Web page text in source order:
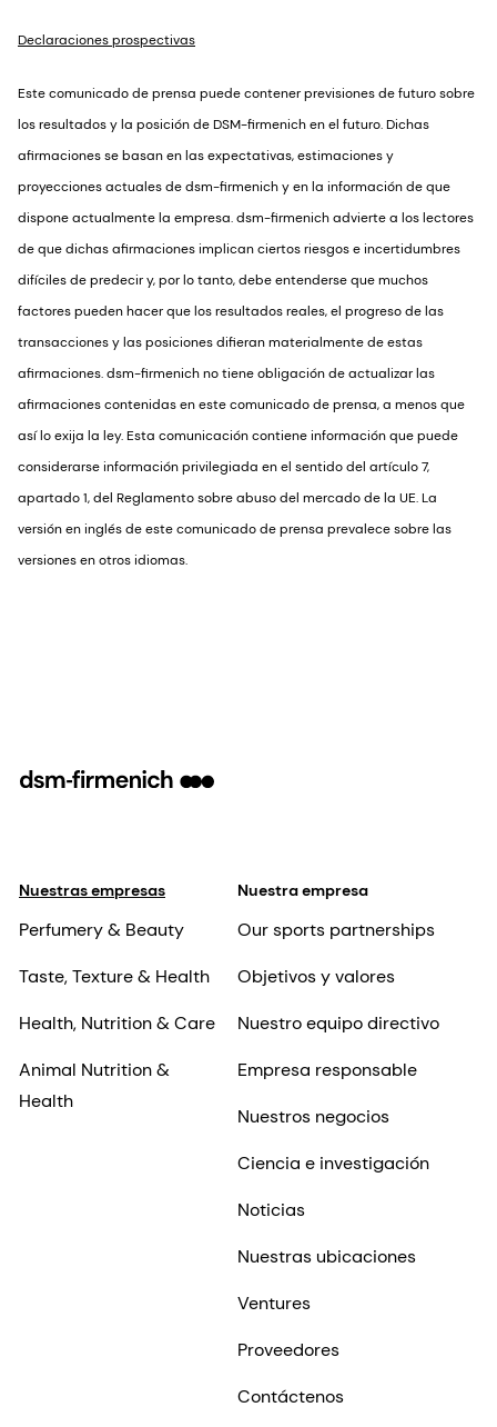
Declaraciones prospectivas
Este comunicado de prensa puede contener previsiones de futuro sobre
los resultados y la posición de DSM-firmenich en el futuro. Dichas
afirmaciones se basan en las expectativas, estimaciones y
proyecciones actuales de dsm-firmenich y en la información de que
dispone actualmente la empresa. dsm-firmenich advierte a los lectores
de que dichas afirmaciones implican ciertos riesgos e incertidumbres
difíciles de predecir y, por lo tanto, debe entenderse que muchos
factores pueden hacer que los resultados reales, el progreso de las
transacciones y las posiciones difieran materialmente de estas
afirmaciones. dsm-firmenich no tiene obligación de actualizar las
afirmaciones contenidas en este comunicado de prensa, a menos que
así lo exija la ley. Esta comunicación contiene información que puede
considerarse información privilegiada en el sentido del artículo 7,
apartado 1, del Reglamento sobre abuso del mercado de la UE. La
versión en inglés de este comunicado de prensa prevalece sobre las
versiones en otros idiomas.
Nuestras empresas
Perfumery & Beauty
Taste, Texture & Health
Health, Nutrition & Care
Animal Nutrition &
Health
Nuestra empresa
Our sports partnerships
Objetivos y valores
Nuestro equipo directivo
Empresa responsable
Nuestros negocios
Ciencia e investigación
Noticias
Nuestras ubicaciones
Ventures
Proveedores
Contáctenos